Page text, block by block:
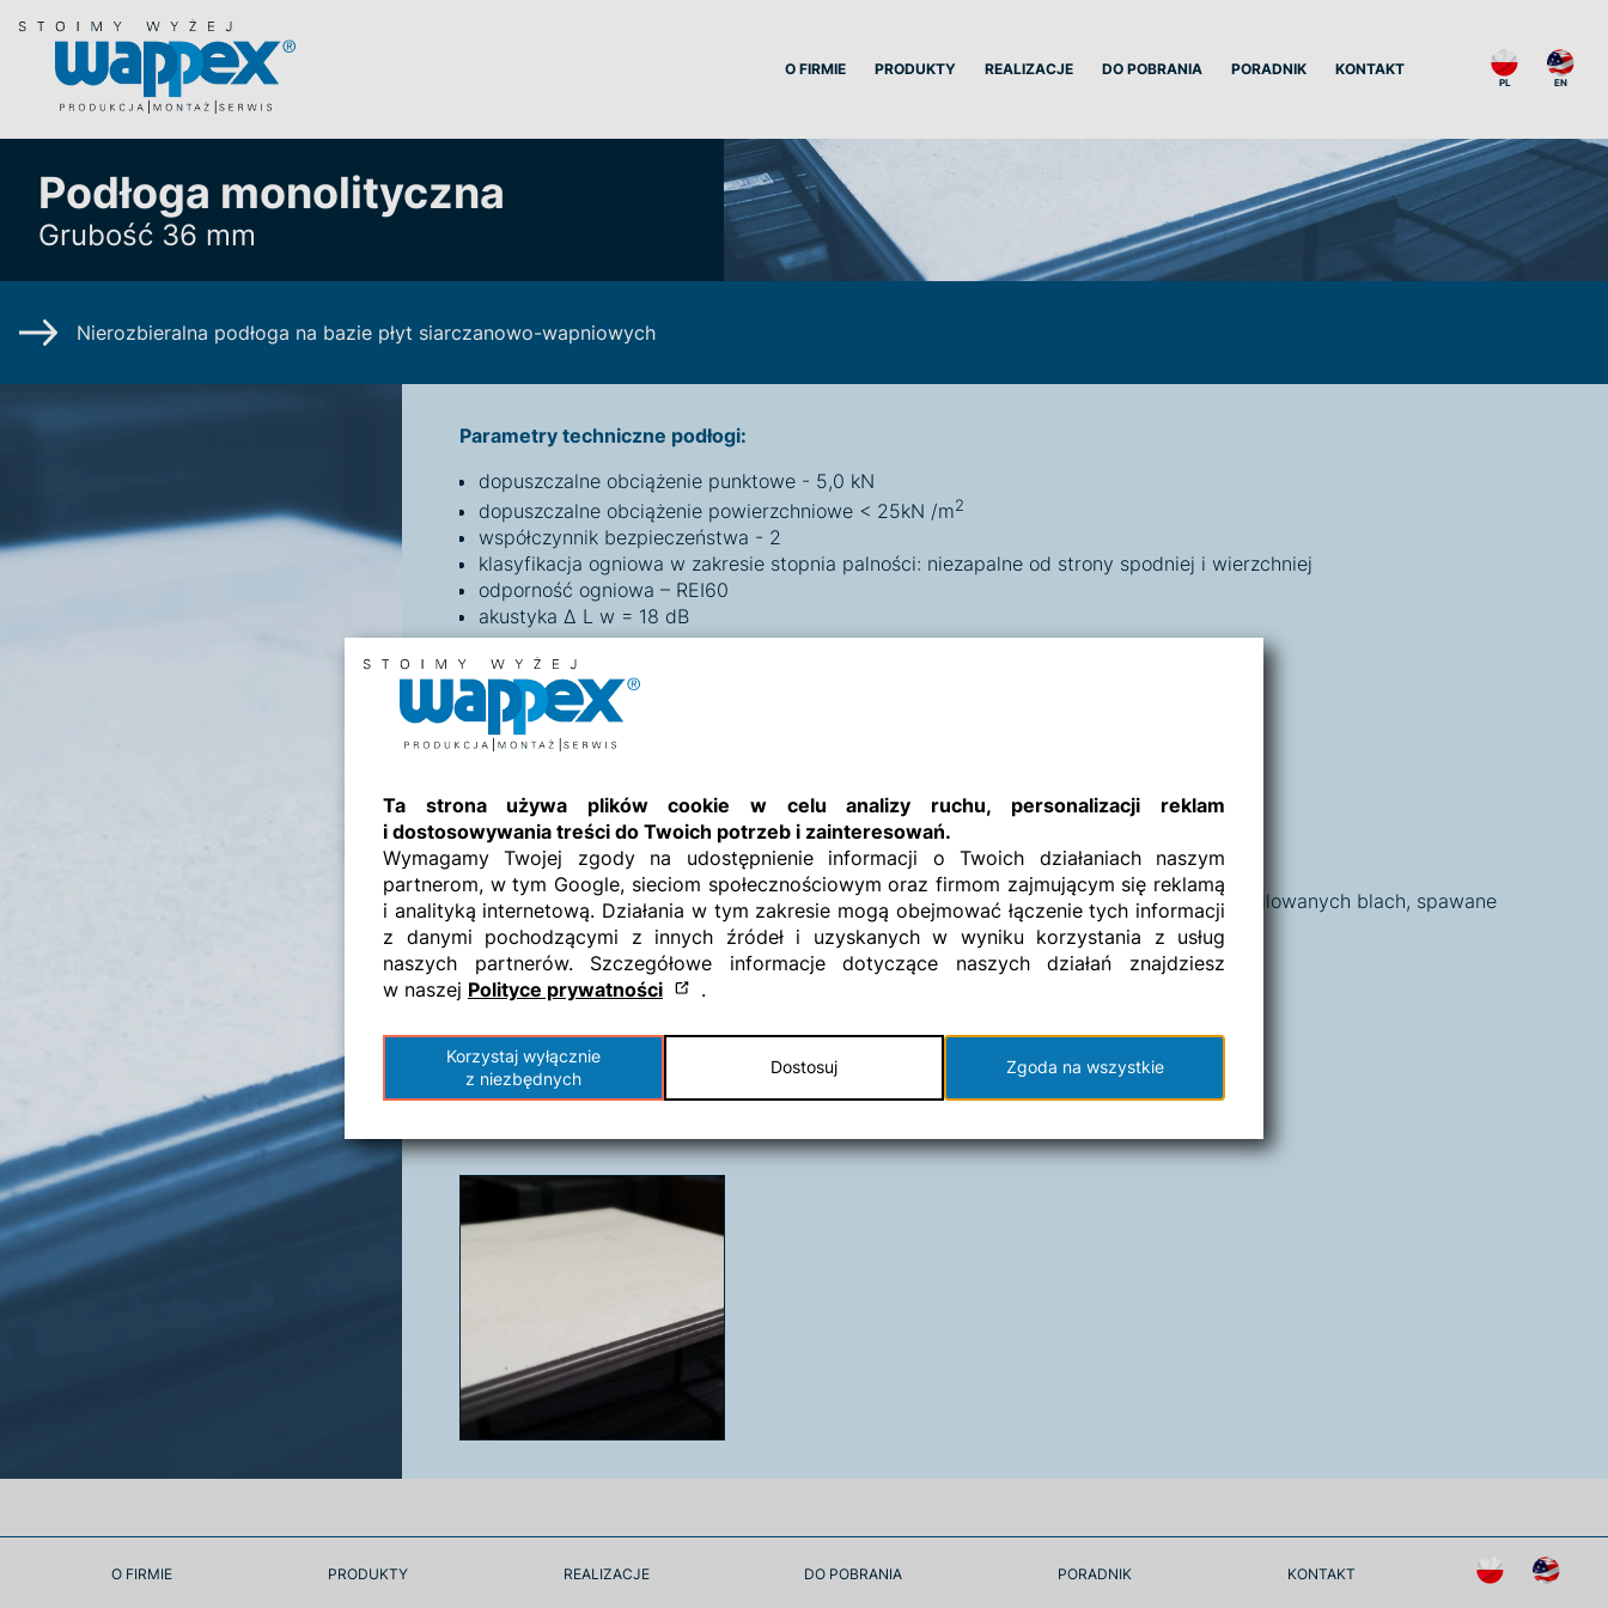
O FIRMIE PRODUKTY REALIZACJE DO POBRANIA PORADNIK KONTAKT
PL EN
Podłoga monolityczna
Grubość 36 mm
Nierozbieralna podłoga na bazie płyt siarczanowo-wapniowych
Parametry techniczne podłogi:
dopuszczalne obciążenie punktowe - 5,0 kN
dopuszczalne obciążenie powierzchniowe < 25kN /m2
współczynnik bezpieczeństwa - 2
klasyfikacja ogniowa w zakresie stopnia palności: niezapalne od strony spodniej i wierzchniej
odporność ogniowa – REI60
akustyka Δ L w = 18 dB
Materiały wchodzące w skład podłogi podniesionej:
1. Płyta podłogowa o wymiarach 600 x 600 x 36mm
płyta siarczanowo-wapniowa o gęstości > 1500kg/m
krawędzie łączone metodą „pióro-wpust”
2. Konstrukcja wsporcza:
wolnostojące wsporniki stalowe o płynnie regulowanej wysokości, wykonane z przeprofilowanych blach, spawane
i cynkowane galwanicznie o grubości powłoki > 8 µm
3. Materiały pomocnicze:
klej do zabezpieczenia gwintów przed odkręceniem
klej do łączenia krawędzi płyt
gąbka uszczelniająca
O FIRMIE PRODUKTY REALIZACJE DO POBRANIA PORADNIK KONTAKT
Ta strona używa plików cookie w celu analizy ruchu, personalizacji reklam
i dostosowywania treści do Twoich potrzeb i zainteresowań.
Wymagamy Twojej zgody na udostępnienie informacji o Twoich działaniach naszym
partnerom, w tym Google, sieciom społecznościowym oraz firmom zajmującym się reklamą
i analityką internetową. Działania w tym zakresie mogą obejmować łączenie tych informacji
z danymi pochodzącymi z innych źródeł i uzyskanych w wyniku korzystania z usług
naszych partnerów. Szczegółowe informacje dotyczące naszych działań znajdziesz
w naszej Polityce prywatności .
Zgoda na wszystkie
Dostosuj
Korzystaj wyłącznie
z niezbędnych